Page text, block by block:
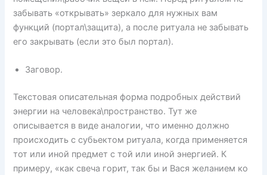
забывать «открывать» зеркало для нужных вам
функций (портал\защита), а после ритуала не забывать
его закрывать (если это был портал).
Заговор.
Текстовая описательная форма подробных действий
энергии на человека\пространство. Тут же
описывается в виде аналогии, что именно должно
происходить с субьектом ритуала, когда применяется
тот или иной предмет с той или иной энергией. К
примеру, «как свеча горит, так бы и Вася желанием ко